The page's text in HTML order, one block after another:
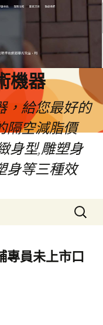
機器
，給您最好的
隔空減脂價
身型,雕塑身
身等三種效
搜
尋
字:
專員未上市口